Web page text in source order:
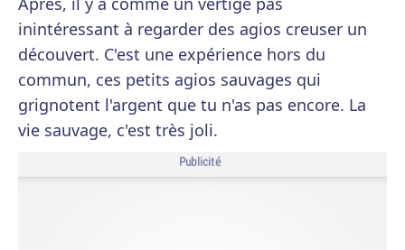
inintéressant à regarder des agios creuser un
découvert. C'est une expérience hors du
commun, ces petits agios sauvages qui
grignotent l'argent que tu n'as pas encore. La
vie sauvage, c'est très joli.
Publicité